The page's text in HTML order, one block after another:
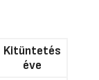
Kitüntetés
éve